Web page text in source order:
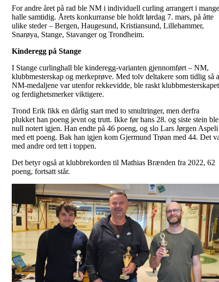
For andre året på rad ble NM i individuell curling arrangert i mange
halle samtidig. Årets konkurranse ble holdt lørdag 7. mars, på åtte
ulike steder – Bergen, Haugesund, Kristiansund, Lillehammer,
Snarøya, Stange, Stavanger og Trondheim.
Kinderegg på Stange
I Stange curlinghall ble kinderegg-varianten gjennomført – NM,
klubbmesterskap og merkeprøve. Med tolv deltakere som tidlig så
NM-medaljene var utenfor rekkevidde, ble raskt klubbmesterskapet
og ferdighetsmerker viktigere.
Trond Erik fikk en dårlig start med to smultringer, men derfra
plukket han poeng jevnt og trutt. Ikke før hans 28. og siste stein ble
null notert igjen. Han endte på 46 poeng, og slo Lars Jørgen Aspeli
med ett poeng. Bak han igjen kom Gjermund Trøan med 44. Det
med andre ord tett i toppen.
Det betyr også at klubbrekorden til Mathias Brænden fra 2022, 62
poeng, fortsatt står.